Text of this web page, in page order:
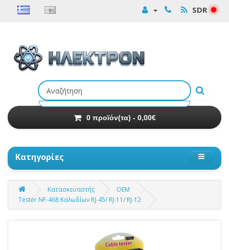
SDR
0 προϊόν(τα) - 0,00€
Κατηγορίες
Κατασκευαστής
OEM
Tester NF-468 Καλωδίων RJ-45/ RJ-11/ RJ-12